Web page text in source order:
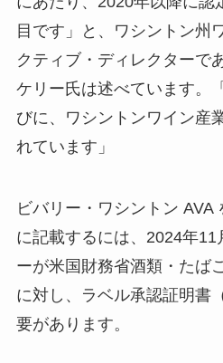
目です」と、ワシントン州
クティブ・ディレクターで
ケリー氏は述べています。
びに、ワシントンワイン産
れています」
ビバリー・ワシントン AVA
に記載するには、2024年11
ーが米国財務省酒類・たば
に対し、ラベル承認証明書
要があります。